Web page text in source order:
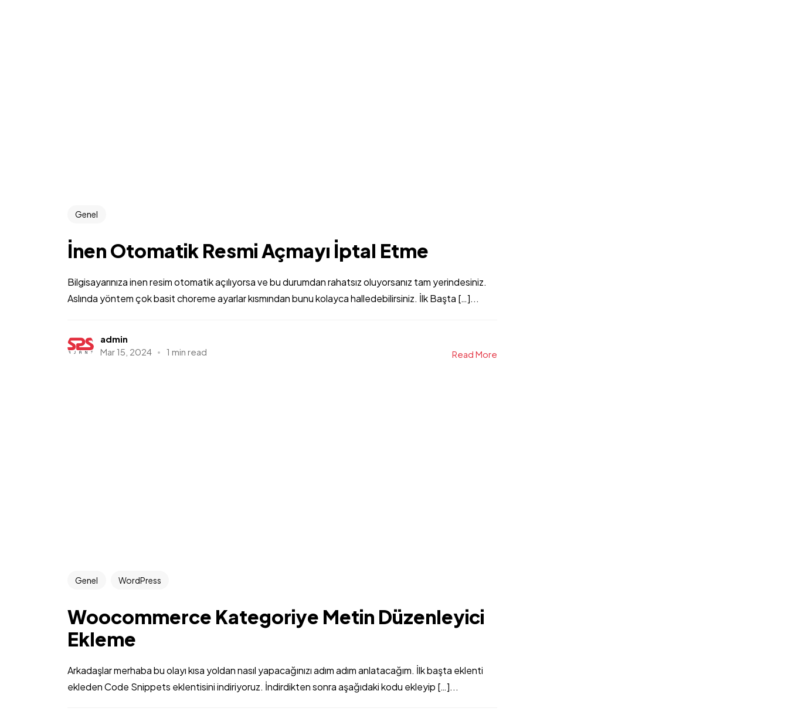
Genel
İnen Otomatik Resmi Açmayı İptal Etme
Bilgisayarınıza inen resim otomatik açılıyorsa ve bu durumdan rahatsız oluyorsanız tam yerindesiniz.
Aslında yöntem çok basit choreme ayarlar kısmından bunu kolayca halledebilirsiniz. İlk Başta […]...
admin
Mar 15, 2024
1 min read Read More
Genel WordPress
Woocommerce Kategoriye Metin Düzenleyici
Ekleme
Arkadaşlar merhaba bu olayı kısa yoldan nasıl yapacağınızı adım adım anlatacağım. İlk başta eklenti
ekleden Code Snippets eklentisini indiriyoruz. İndirdikten sonra aşağıdaki kodu ekleyip […]...